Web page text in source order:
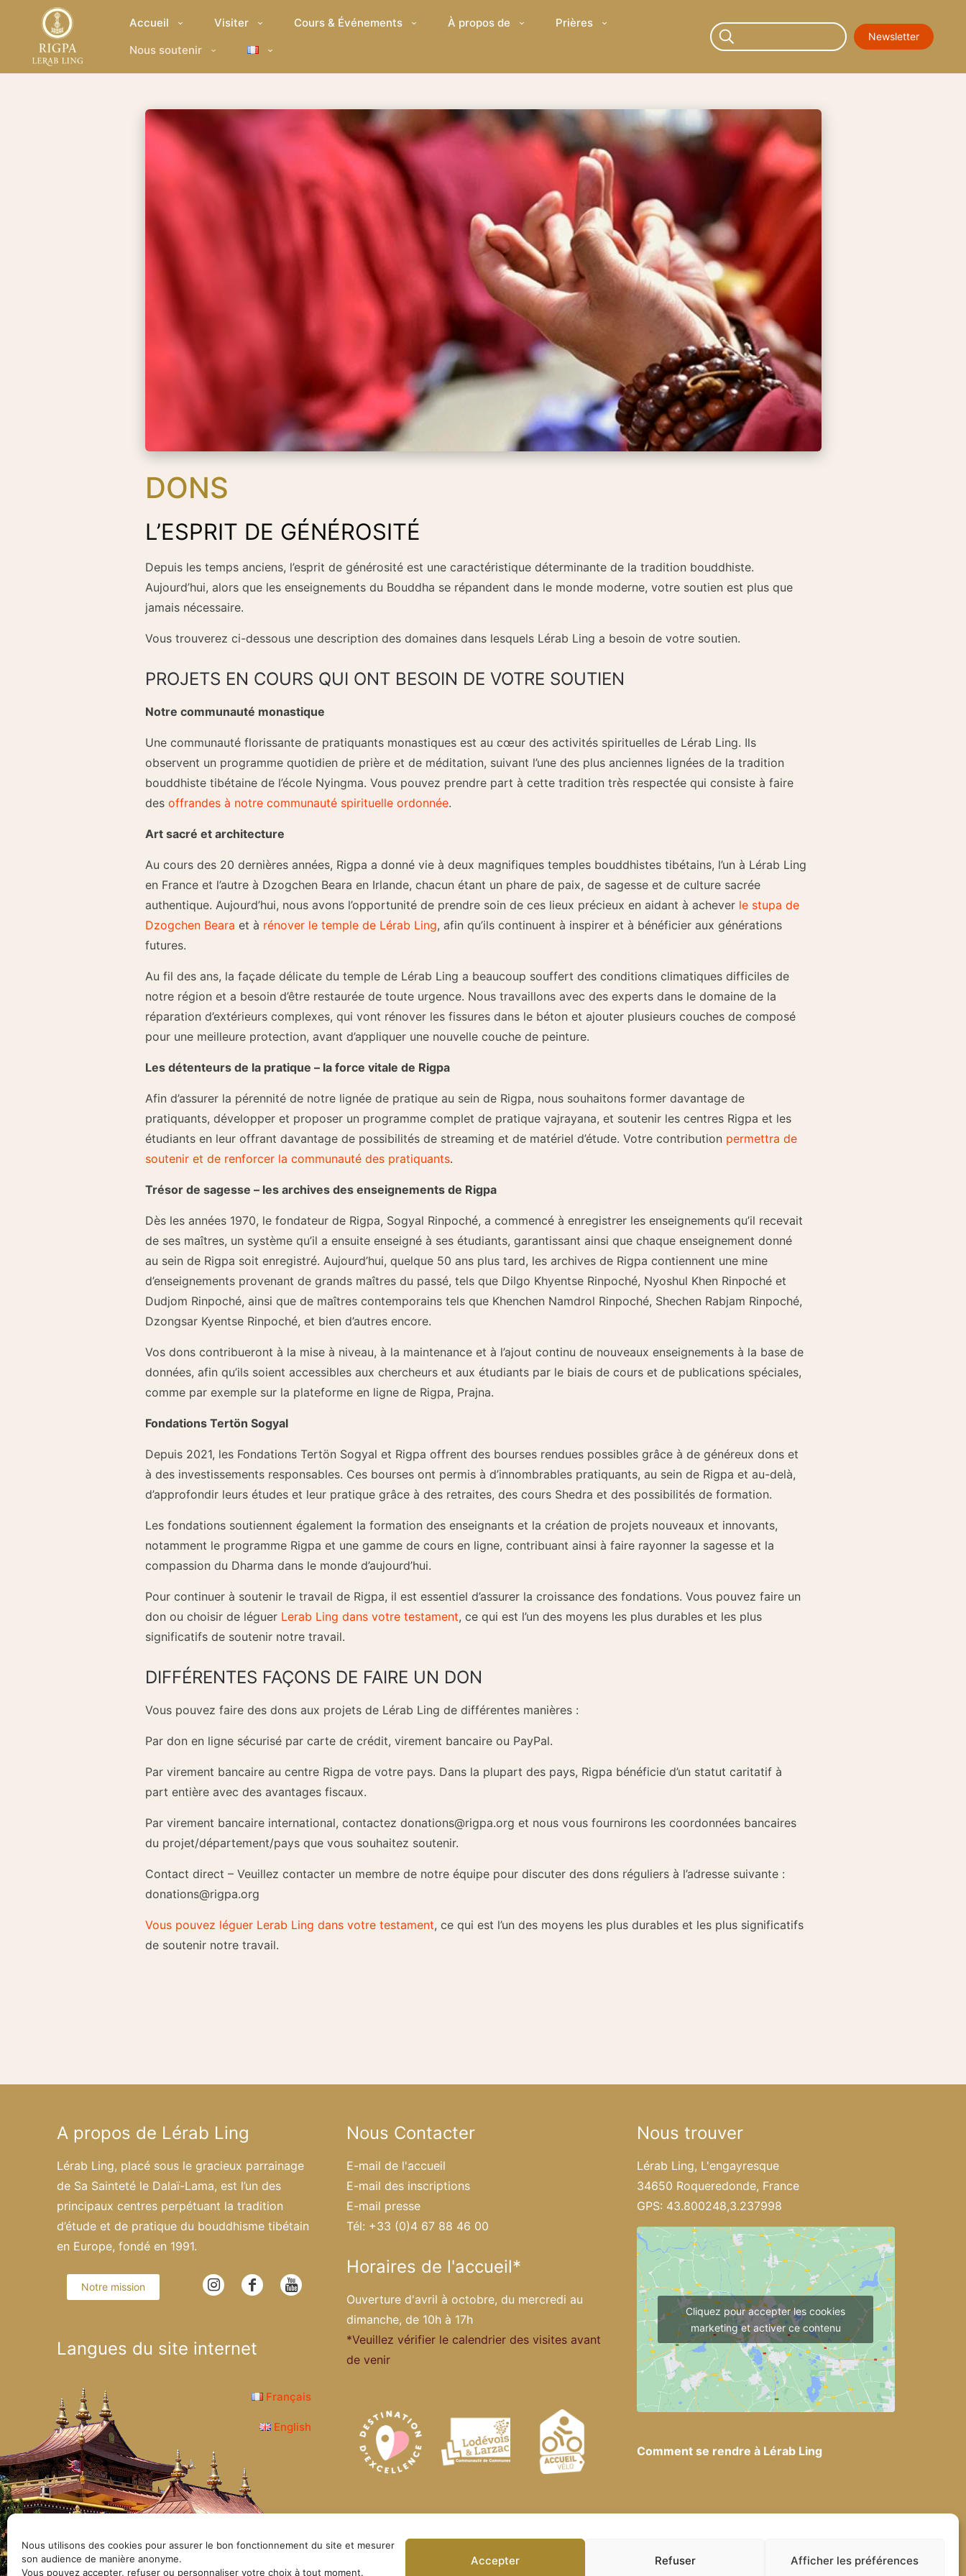
Nous utilisons des cookies pour assurer le bon fonctionnement du site et mesurer
son audience de manière anonyme.
Vous pouvez accepter, refuser ou personnaliser votre choix à tout moment.
Accepter Refuser Afficher les préférences
Accueil Visiter Cours & Événements À propos de
Prières
Nous soutenir
Newsletter
DONS
L’ESPRIT DE GÉNÉROSITÉ
Depuis les temps anciens, l’esprit de générosité est une caractéristique déterminante de la tradition bouddhiste.
Aujourd’hui, alors que les enseignements du Bouddha se répandent dans le monde moderne, votre soutien est plus que
jamais nécessaire.
Vous trouverez ci-dessous une description des domaines dans lesquels Lérab Ling a besoin de votre soutien.
PROJETS EN COURS QUI ONT BESOIN DE VOTRE SOUTIEN
Notre communauté monastique
Une communauté florissante de pratiquants monastiques est au cœur des activités spirituelles de Lérab Ling. Ils
observent un programme quotidien de prière et de méditation, suivant l’une des plus anciennes lignées de la tradition
bouddhiste tibétaine de l’école Nyingma. Vous pouvez prendre part à cette tradition très respectée qui consiste à faire
des offrandes à notre communauté spirituelle ordonnée.
Art sacré et architecture
Au cours des 20 dernières années, Rigpa a donné vie à deux magnifiques temples bouddhistes tibétains, l’un à Lérab Ling
en France et l’autre à Dzogchen Beara en Irlande, chacun étant un phare de paix, de sagesse et de culture sacrée
authentique. Aujourd’hui, nous avons l’opportunité de prendre soin de ces lieux précieux en aidant à achever le stupa de
Dzogchen Beara et à rénover le temple de Lérab Ling, afin qu’ils continuent à inspirer et à bénéficier aux générations
futures.
Au fil des ans, la façade délicate du temple de Lérab Ling a beaucoup souffert des conditions climatiques difficiles de
notre région et a besoin d’être restaurée de toute urgence. Nous travaillons avec des experts dans le domaine de la
réparation d’extérieurs complexes, qui vont rénover les fissures dans le béton et ajouter plusieurs couches de composé
pour une meilleure protection, avant d’appliquer une nouvelle couche de peinture.
Les détenteurs de la pratique – la force vitale de Rigpa
Afin d’assurer la pérennité de notre lignée de pratique au sein de Rigpa, nous souhaitons former davantage de
pratiquants, développer et proposer un programme complet de pratique vajrayana, et soutenir les centres Rigpa et les
étudiants en leur offrant davantage de possibilités de streaming et de matériel d’étude. Votre contribution permettra de
soutenir et de renforcer la communauté des pratiquants.
Trésor de sagesse – les archives des enseignements de Rigpa
Dès les années 1970, le fondateur de Rigpa, Sogyal Rinpoché, a commencé à enregistrer les enseignements qu’il recevait
de ses maîtres, un système qu’il a ensuite enseigné à ses étudiants, garantissant ainsi que chaque enseignement donné
au sein de Rigpa soit enregistré. Aujourd’hui, quelque 50 ans plus tard, les archives de Rigpa contiennent une mine
d’enseignements provenant de grands maîtres du passé, tels que Dilgo Khyentse Rinpoché, Nyoshul Khen Rinpoché et
Dudjom Rinpoché, ainsi que de maîtres contemporains tels que Khenchen Namdrol Rinpoché, Shechen Rabjam Rinpoché,
Dzongsar Kyentse Rinpoché, et bien d’autres encore.
Vos dons contribueront à la mise à niveau, à la maintenance et à l’ajout continu de nouveaux enseignements à la base de
données, afin qu’ils soient accessibles aux chercheurs et aux étudiants par le biais de cours et de publications spéciales,
comme par exemple sur la plateforme en ligne de Rigpa, Prajna.
Fondations Tertön Sogyal
Depuis 2021, les Fondations Tertön Sogyal et Rigpa offrent des bourses rendues possibles grâce à de généreux dons et
à des investissements responsables. Ces bourses ont permis à d’innombrables pratiquants, au sein de Rigpa et au-delà,
d’approfondir leurs études et leur pratique grâce à des retraites, des cours Shedra et des possibilités de formation.
Les fondations soutiennent également la formation des enseignants et la création de projets nouveaux et innovants,
notamment le programme Rigpa et une gamme de cours en ligne, contribuant ainsi à faire rayonner la sagesse et la
compassion du Dharma dans le monde d’aujourd’hui.
Pour continuer à soutenir le travail de Rigpa, il est essentiel d’assurer la croissance des fondations. Vous pouvez faire un
don ou choisir de léguer Lerab Ling dans votre testament, ce qui est l’un des moyens les plus durables et les plus
significatifs de soutenir notre travail.
DIFFÉRENTES FAÇONS DE FAIRE UN DON
Vous pouvez faire des dons aux projets de Lérab Ling de différentes manières :
Par don en ligne sécurisé par carte de crédit, virement bancaire ou PayPal.
Par virement bancaire au centre Rigpa de votre pays. Dans la plupart des pays, Rigpa bénéficie d’un statut caritatif à
part entière avec des avantages fiscaux.
Par virement bancaire international, contactez donations@rigpa.org et nous vous fournirons les coordonnées bancaires
du projet/département/pays que vous souhaitez soutenir.
Contact direct – Veuillez contacter un membre de notre équipe pour discuter des dons réguliers à l’adresse suivante :
donations@rigpa.org
Vous pouvez léguer Lerab Ling dans votre testament, ce qui est l’un des moyens les plus durables et les plus significatifs
de soutenir notre travail.
A propos de Lérab Ling
Lérab Ling, placé sous le gracieux parrainage
de Sa Sainteté le Dalaï-Lama, est l’un des
principaux centres perpétuant la tradition
d’étude et de pratique du bouddhisme tibétain
en Europe, fondé en 1991.
Notre mission
Langues du site internet
Français
English
Nous Contacter
E-mail de l'accueil
E-mail des inscriptions
E-mail presse
Tél: +33 (0)4 67 88 46 00
Horaires de l'accueil*
Ouverture d'avril à octobre, du mercredi au
dimanche, de 10h à 17h
*Veuillez vérifier le calendrier des visites avant
de venir
Nous trouver
Lérab Ling, L'engayresque
34650 Roqueredonde, France
GPS: 43.800248,3.237998
Cliquez pour accepter les cookies
marketing et activer ce contenu
Comment se rendre à Lérab Ling